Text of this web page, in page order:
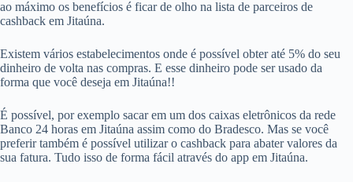
ao máximo os benefícios é ficar de olho na lista de parceiros de
cashback em Jitaúna.
Existem vários estabelecimentos onde é possível obter até 5% do seu
dinheiro de volta nas compras. E esse dinheiro pode ser usado da
forma que você deseja em Jitaúna!!
É possível, por exemplo sacar em um dos caixas eletrônicos da rede
Banco 24 horas em Jitaúna assim como do Bradesco. Mas se você
preferir também é possível utilizar o cashback para abater valores da
sua fatura. Tudo isso de forma fácil através do app em Jitaúna.